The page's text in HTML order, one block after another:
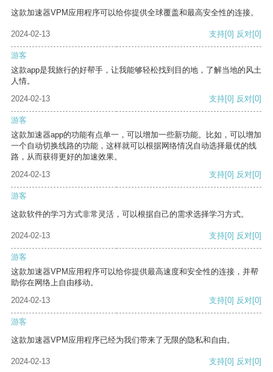
这款加速器VPM应用程序可以给你提供全球覆盖和最高安全性的连接。
2024-02-13 支持[0] 反对[0]
游客
这款app是我旅行的好帮手，让我能够轻松找到目的地，了解当地的风土
人情。
2024-02-13
支持[0] 反对[0]
游客
这款加速器app的功能有点单一，可以增加一些新功能。比如，可以增加
一个自动切换线路的功能，这样就可以根据网络情况自动选择最优的线
路，从而获得更好的加速效果。
2024-02-13
支持[0] 反对[0]
游客
这款软件的学习方式非常灵活，可以根据自己的需求选择学习方式。
2024-02-13 支持[0] 反对[0]
游客
这款加速器VPM应用程序可以给你提供最高速度和安全性的连接，并帮
助你在网络上自由移动。
2024-02-13
支持[0] 反对[0]
游客
这款加速器VPM应用程序已经为我们带来了无限的隐私和自由。
2024-02-13 支持[0] 反对[0]